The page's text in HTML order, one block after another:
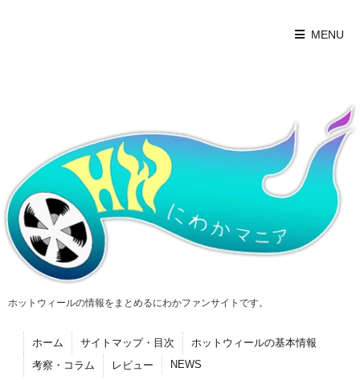
MENU
ホットウィールの情報をまとめるにわかファンサイトです。
ホーム サイトマップ・目次
ホットウィールの基本情報
考察・コラム
レビュー NEWS